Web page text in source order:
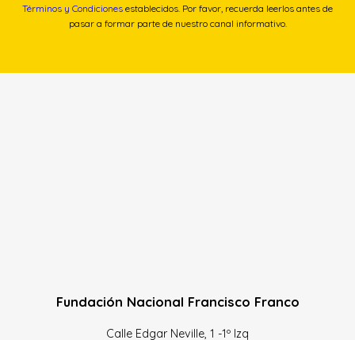
Términos y Condiciones establecidos. Por favor, recuerda leerlos antes de
pasar a formar parte de nuestro canal informativo.
Fundación Nacional Francisco Franco
Calle Edgar Neville, 1 -1º Izq